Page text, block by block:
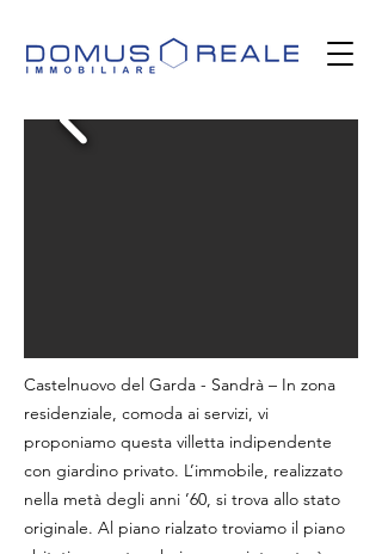
Castelnuovo del Garda - Sandrà – In zona
residenziale, comoda ai servizi, vi
proponiamo questa villetta indipendente
con giardino privato. L’immobile, realizzato
nella metà degli anni ’60, si trova allo stato
originale. Al piano rialzato troviamo il piano